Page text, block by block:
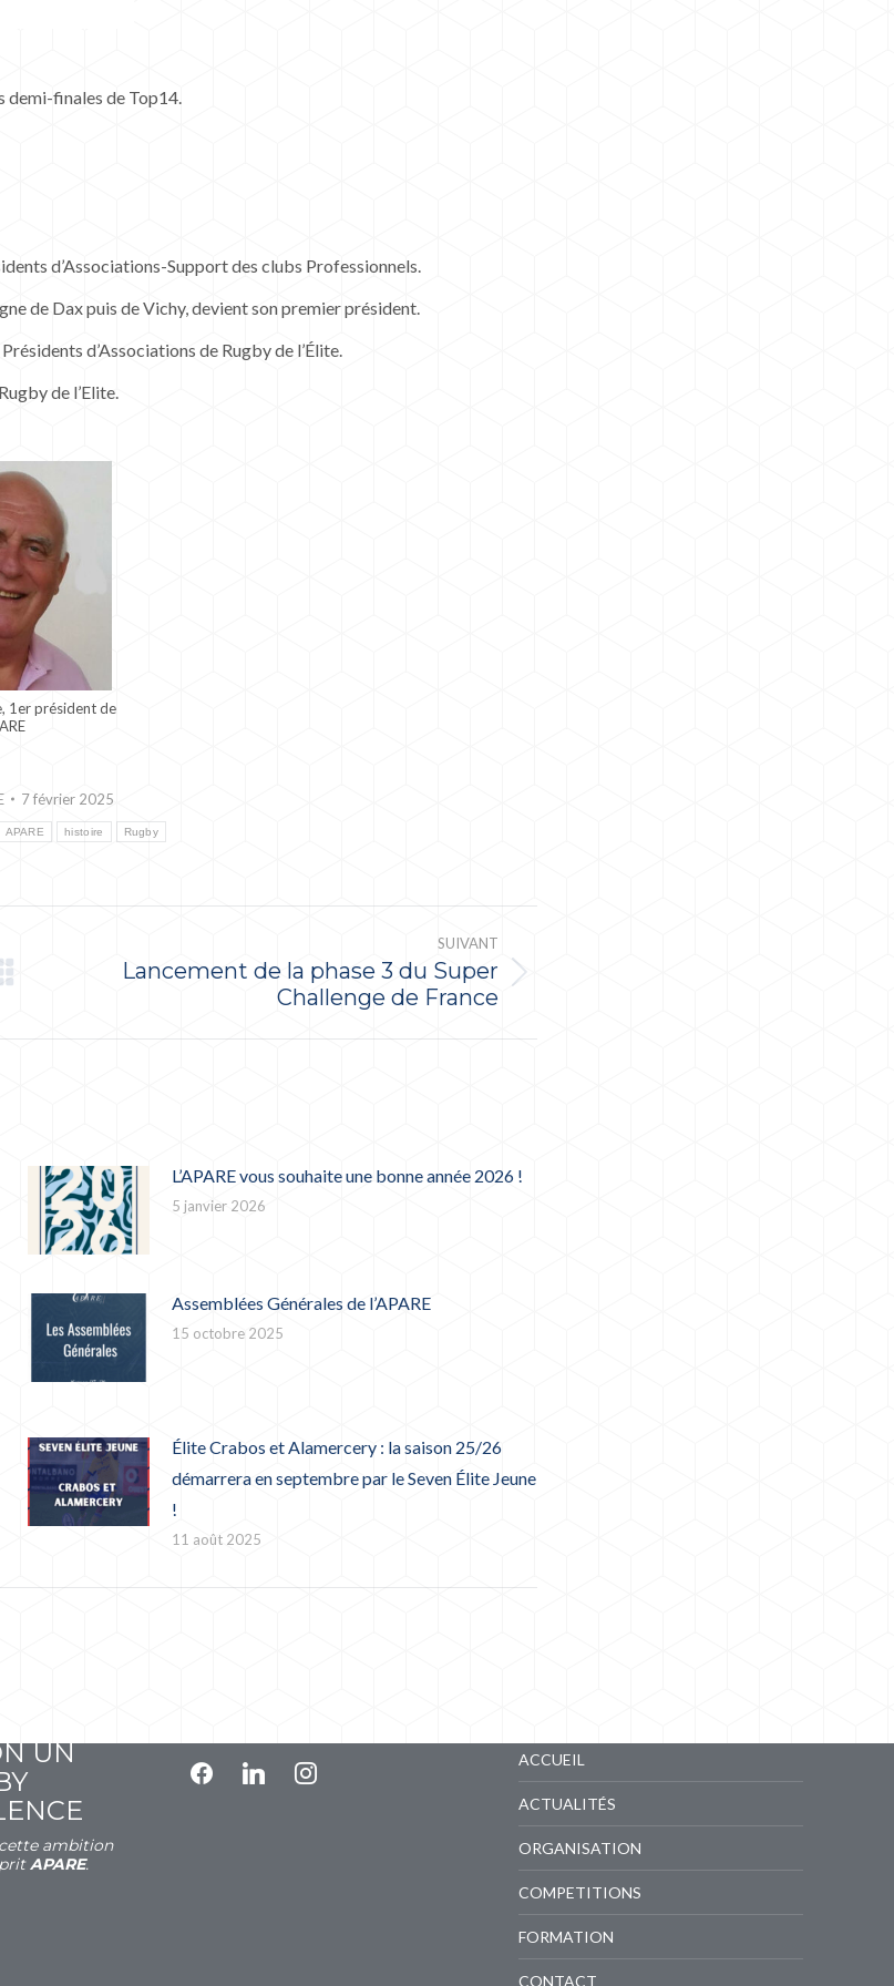
demi-finales de Top14.
d’Associations-Support des clubs Professionnels.
de Dax puis de Vichy, devient son premier président.
d’Associations de Rugby de l’Élite.
de l’Elite.
1er président de
7 février 2025
APARE histoire Rugby
SUIVANT
Lancement de la phase 3 du Super
Challenge de France
L’APARE vous souhaite une bonne année 2026 !
5 janvier 2026
Assemblées Générales de l’APARE
15 octobre 2025
Élite Crabos et Alamercery : la saison 25/26
démarrera en septembre par le Seven Élite Jeune
!
11 août 2025
UN
ambition
APARE.
facebooklinkedin instagram ACCUEIL
ACTUALITÉS
ORGANISATION
COMPETITIONS
FORMATION
CONTACT